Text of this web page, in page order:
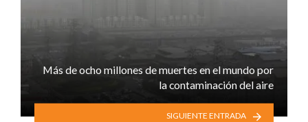
Más de ocho millones de muertes en el mundo por
la contaminación del aire
SIGUIENTE ENTRADA